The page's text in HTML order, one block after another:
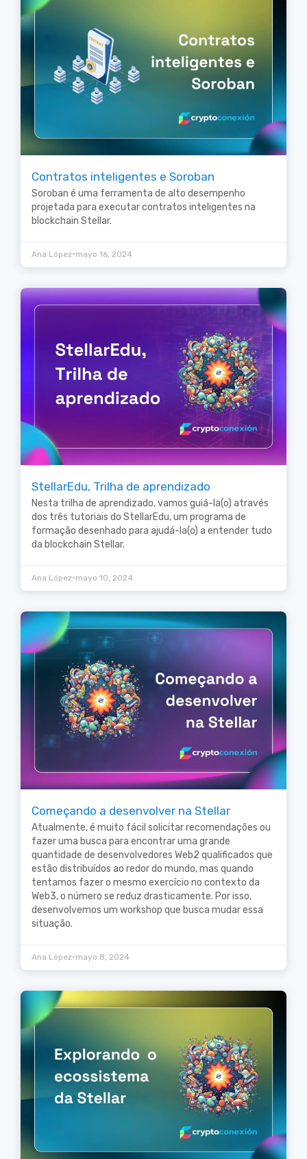
Contratos inteligentes e Soroban
Soroban é uma ferramenta de alto desempenho
projetada para executar contratos inteligentes na
blockchain Stellar.
Ana López•mayo 16, 2024
StellarEdu, Trilha de aprendizado
Nesta trilha de aprendizado, vamos guiá-la(o) através
dos três tutoriais do StellarEdu, um programa de
formação desenhado para ajudá-la(o) a entender tudo
da blockchain Stellar.
Ana López•mayo 10, 2024
Começando a desenvolver na Stellar
Atualmente, é muito fácil solicitar recomendações ou
fazer uma busca para encontrar uma grande
quantidade de desenvolvedores Web2 qualificados que
estão distribuídos ao redor do mundo, mas quando
tentamos fazer o mesmo exercício no contexto da
Web3, o número se reduz drasticamente. Por isso,
desenvolvemos um workshop que busca mudar essa
situação.
Ana López•mayo 8, 2024